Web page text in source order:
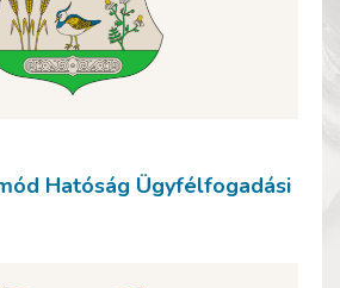
Hatóság Ügyfélfogadási